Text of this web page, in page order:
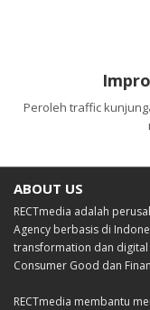
Peroleh traffic
ABOUT US
RECTmedia adalah
Agency berbasis di
transformation dan digital
Consumer Good dan
RECTmedia membantu